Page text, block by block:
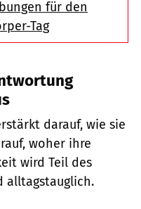
für den
Tag
darauf, wie sie
woher ihre
wird Teil des
alltagstauglich.